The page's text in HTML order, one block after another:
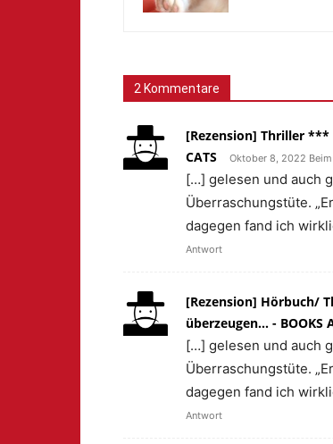
2 Kommentare
[Rezension] Thriller ***
CATS
Oktober 8, 2022 Beim
[…] gelesen und auch
Überraschungstüte.
dagegen fand ich
Antwort
[Rezension] Hörbuch/
überzeugen... - BOOKS
[…] gelesen und auch
Überraschungstüte.
dagegen fand ich
Antwort